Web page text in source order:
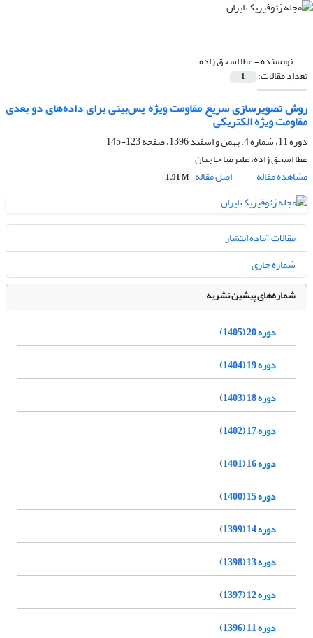
نویسنده =عطا اسحق زاده
تعداد مقالات: 1
روش تصویرسازی سریع مقاومت ویژه پس‌بینی برای داده‌های دو بعدی
مقاومت ویژه الکتریکی
دوره 11، شماره 4، بهمن و اسفند 1396، صفحه
123-145
عطا اسحق زاده، علیرضا حاجیان
مشاهده مقاله
اصل مقاله 1.91 M
مقالات آماده انتشار
شماره جاری
شماره‌های پیشین نشریه
دوره 20 (1405)
دوره 19 (1404)
دوره 18 (1403)
دوره 17 (1402)
دوره 16 (1401)
دوره 15 (1400)
دوره 14 (1399)
دوره 13 (1398)
دوره 12 (1397)
دوره 11 (1396)